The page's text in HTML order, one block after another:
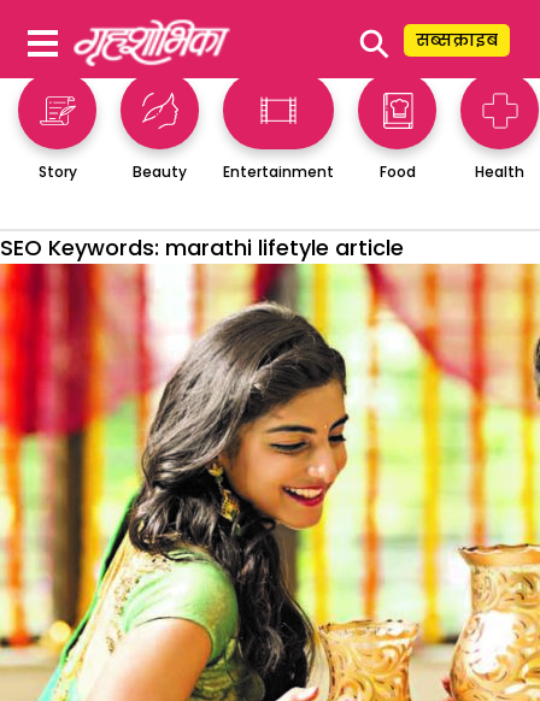
⚲ सब्सक्राइब
Story Beauty Entertainment Food Health
SEO Keywords: marathi lifetyle article